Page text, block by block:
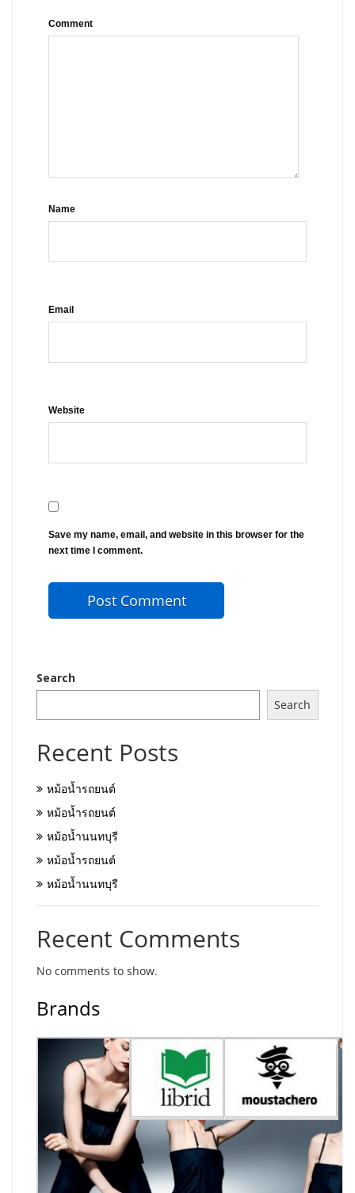
Comment
Name
Email
Website
Save my name, email, and website in this browser for the
next time I comment.
Search
Search
Recent Posts
หม้อน้ำรถยนต์
หม้อน้ำรถยนต์
หม้อน้ำนนทบุรี
หม้อน้ำรถยนต์
หม้อน้ำนนทบุรี
Recent Comments
No comments to show.
Brands